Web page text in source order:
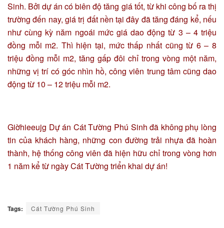
Sinh. Bởi dự án có biên độ tăng giá tốt, từ khi công bố ra thị
trường đến nay, giá trị đất nền tại đây đã tăng đáng kể, nếu
như cùng kỳ năm ngoái mức giá dao động từ 3 – 4 triệu
đồng mỗi m2. Thì hiện tại, mức thấp nhất cũng từ 6 – 8
triệu đồng mỗi m2, tăng gấp đôi chỉ trong vòng một năm,
những vị trí có góc nhìn hồ, công viên trung tâm cũng dao
động từ 10 – 12 triệu mỗi m2.
Giờhieeujg Dự án Cát Tường Phú Sinh đã không phụ lòng
tin của khách hàng, những con đường trải nhựa đã hoàn
thành, hệ thống công viên đã hiện hữu chỉ trong vòng hơn
1 năm kể từ ngày Cát Tường triển khai dự án!
Tags: Cát Tường Phú Sinh